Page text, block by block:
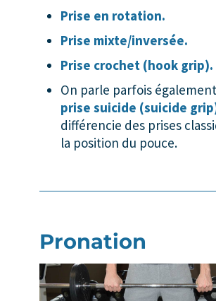
Prise en rotation.
Prise mixte/inversée.
Prise crochet (hook grip).
On parle parfois
prise suicide (suicide
différencie des prises
la position du pouce.
Pronation